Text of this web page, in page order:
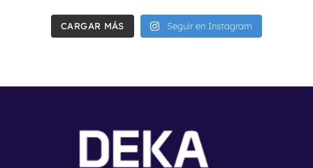
CARGAR MÁS Seguir en Instagram